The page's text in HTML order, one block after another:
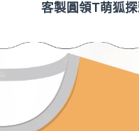
客製圓領T萌狐